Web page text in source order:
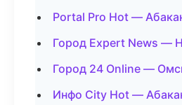
Portal Pro Hot —
Город Expert News —
Город 24 Online —
Инфо City Hot —